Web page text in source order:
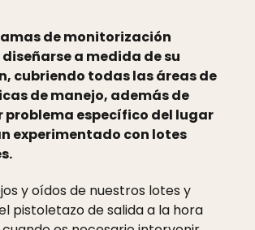
de monitorización
a medida de su
cubriendo todas las áreas de
de manejo, además de
problema específico del lugar
experimentado con lotes
y oídos de nuestros lotes y
pistoletazo de salida a la hora